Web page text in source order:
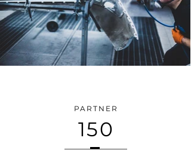
PARTNER
150